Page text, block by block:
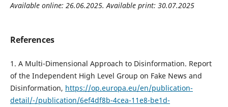
Available online: 26.06.2025. Available print: 30.07.2025
References
1. A Multi-Dimensional Approach to Disinformation. Report
of the Independent High Level Group on Fake News and
Disinformation, https://op.europa.eu/en/publication-
detail/-/publication/6ef4df8b-4cea-11e8-be1d-